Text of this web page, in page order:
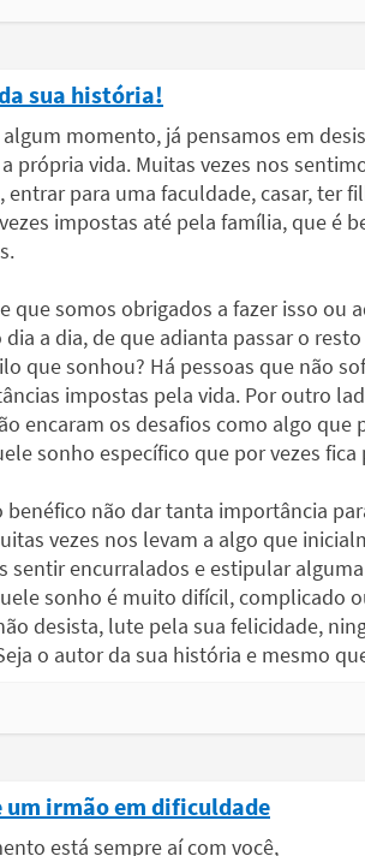
sua história!
momento, já pensamos em
própria vida. Muitas vezes nos
para uma faculdade, casar, ter
impostas até pela família, que é
que somos obrigados a fazer isso ou
a dia, de que adianta passar o
que sonhou? Há pessoas que não
impostas pela vida. Por outro
encaram os desafios como algo que
sonho específico que por vezes
benéfico não dar tanta importância
vezes nos levam a algo que
sentir encurralados e estipular
sonho é muito difícil, complicado
desista, lute pela sua felicidade,
o autor da sua história e mesmo
um irmão em dificuldade
está sempre aí com você,